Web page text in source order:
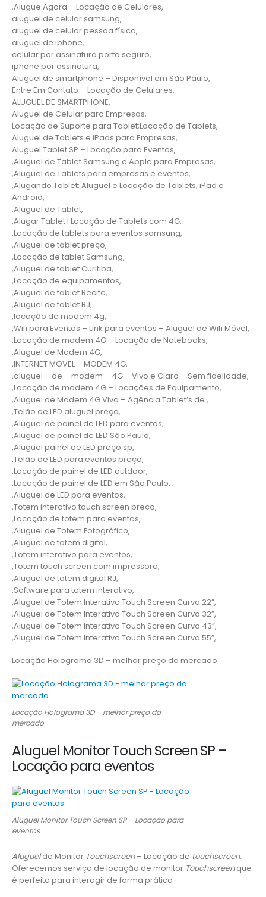
,Alugue Agora – Locação de Celulares,
aluguel de celular samsung,
aluguel de celular pessoa física,
aluguel de iphone,
celular por assinatura porto seguro,
iphone por assinatura,
Aluguel de smartphone – Disponível em São Paulo,
Entre Em Contato – Locação de Celulares,
ALUGUEL DE SMARTPHONE,
Aluguel de Celular para Empresas,
Locação de Suporte para Tablet;Locação de Tablets,
Aluguel de Tablets e iPads para Empresas,
Aluguel Tablet SP – Locação para Eventos,
,Aluguel de Tablet Samsung e Apple para Empresas,
,Aluguel de Tablets para empresas e eventos,
,Alugando Tablet: Aluguel e Locação de Tablets, iPad e
Android,
,Aluguel de Tablet,
,Alugar Tablet | Locação de Tablets com 4G,
,Locação de tablets para eventos samsung,
,Aluguel de tablet preço,
,Locação de tablet Samsung,
,Aluguel de tablet Curitiba,
,Locação de equipamentos,
,Aluguel de tablet Recife,
,Aluguel de tablet RJ,
,locação de modem 4g,
,Wifi para Eventos – Link para eventos – Aluguel de Wifi Móvel,
,Locação de modem 4G – Locação de Notebooks,
,Aluguel de Modem 4G,
,INTERNET MOVEL – MODEM 4G,
,aluguel – de – modem – 4G – Vivo e Claro – Sem fidelidade,
,Locação de modem 4G – Locações de Equipamento,
,Aluguel de Modem 4G Vivo – Agência Tablet’s de ,
,Telão de LED aluguel preço,
,Aluguel de painel de LED para eventos,
,Aluguel de painel de LED São Paulo,
,Aluguel painel de LED preço sp,
,Telão de LED para eventos preço,
,Locação de painel de LED outdoor,
,Locação de painel de LED em São Paulo,
,Aluguel de LED para eventos,
,Totem interativo touch screen preço,
,Locação de totem para eventos,
,Aluguel de Totem Fotográfico,
,Aluguel de totem digital,
,Totem interativo para eventos,
,Totem touch screen com impressora,
,Aluguel de totem digital RJ,
,Software para totem interativo,
,Aluguel de Totem Interativo Touch Screen Curvo 22”,
,Aluguel de Totem Interativo Touch Screen Curvo 32”,
,Aluguel de Totem Interativo Touch Screen Curvo 43”,
,Aluguel de Totem Interativo Touch Screen Curvo 55”,
Locação Holograma 3D – melhor preço do mercado
Locação Holograma 3D – melhor preço do
mercado
Aluguel Monitor Touch Screen SP –
Locação para eventos
Aluguel Monitor Touch Screen SP – Locação para
eventos
Aluguelde Monitor Touchscreen– Locação de touchscreen.
Oferecemos serviço de locação de monitor Touchscreenque
é perfeito para interagir de forma prática